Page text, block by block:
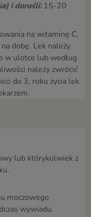
i dorośli:15-20
na witaminę C,
dobę. Lek należy
w ulotce lub według
należy zwrócić
do 3. roku życia lek
lub którykolwiek z
moczowego
wywiadu.